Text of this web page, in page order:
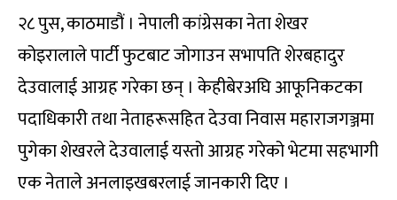
२८ पुस, काठमाडौं । नेपाली कांग्रेसका नेता शेखर
कोइरालाले पार्टी फुटबाट जोगाउन सभापति शेरबहादुर
देउवालाई आग्रह गरेका छन् । केहीबेरअघि आफूनिकटका
पदाधिकारी तथा नेताहरूसहित देउवा निवास महाराजगञ्जमा
पुगेका शेखरले देउवालाई यस्तो आग्रह गरेको भेटमा सहभागी
एक नेताले अनलाइखबरलाई जानकारी दिए ।